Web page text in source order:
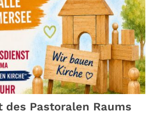
des Pastoralen Raums